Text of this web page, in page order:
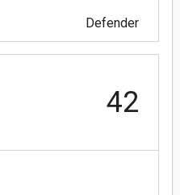
Defender
42